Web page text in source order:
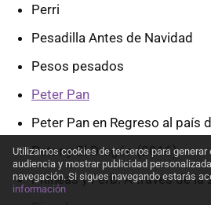
Perri
Pesadilla Antes de Navidad
Pesos pesados
Peter Pan
Peter Pan en Regreso al país
Peter y El Dragón (2016)
Phineas y Ferb: A través de la
Utilizamos cookies de terceros para
audiencia y mostrar publicidad
navegación. Si sigues navegando estarás
información